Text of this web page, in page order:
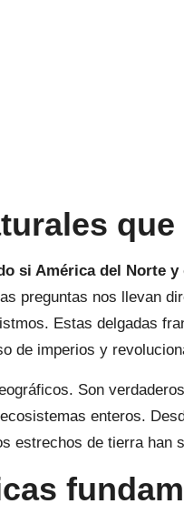
que
si América del Norte
preguntas nos llevan
Estas delgadas
de imperios y
Son
enteros.
estrechos de tierra